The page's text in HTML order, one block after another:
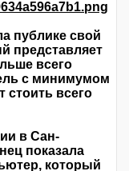
публике свой
представляет
всего
с минимумом
стоить всего
в Сан-
показала
который